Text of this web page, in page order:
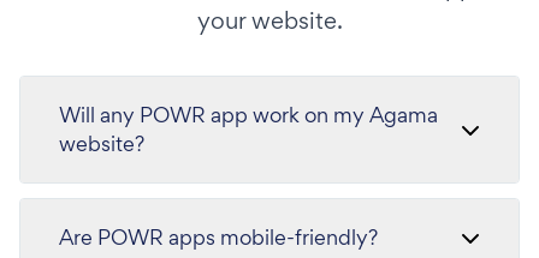
your website.
Will any POWR app work on my Agama
website?
Are POWR apps mobile-friendly?